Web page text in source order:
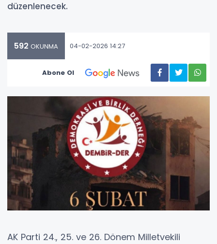
düzenlenecek.
592 OKUNMA 04-02-2026 14:27
Abone Ol
AK Parti 24., 25. ve 26. Dönem Milletvekili